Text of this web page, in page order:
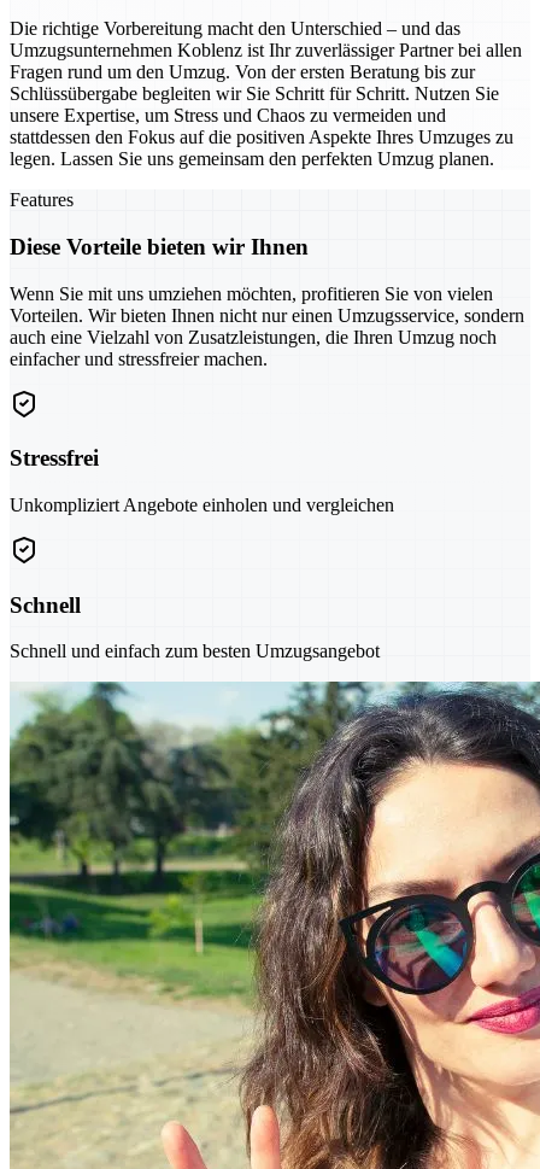
Die richtige Vorbereitung macht den Unterschied – und das
Umzugsunternehmen Koblenz ist Ihr zuverlässiger Partner bei allen
Fragen rund um den Umzug. Von der ersten Beratung bis zur
Schlüssübergabe begleiten wir Sie Schritt für Schritt. Nutzen Sie
unsere Expertise, um Stress und Chaos zu vermeiden und
stattdessen den Fokus auf die positiven Aspekte Ihres Umzuges zu
legen. Lassen Sie uns gemeinsam den perfekten Umzug planen.
Features
Diese Vorteile bieten wir Ihnen
Wenn Sie mit uns umziehen möchten, profitieren Sie von vielen
Vorteilen. Wir bieten Ihnen nicht nur einen Umzugsservice, sondern
auch eine Vielzahl von Zusatzleistungen, die Ihren Umzug noch
einfacher und stressfreier machen.
Stressfrei
Unkompliziert Angebote einholen und vergleichen
Schnell
Schnell und einfach zum besten Umzugsangebot